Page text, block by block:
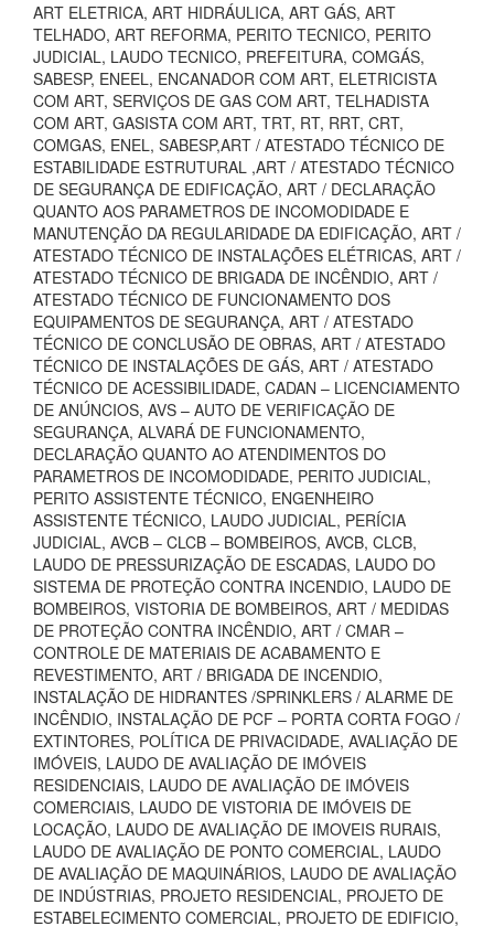
ART ELETRICA, ART HIDRÁULICA, ART GÁS, ART
TELHADO, ART REFORMA, PERITO TECNICO, PERITO
JUDICIAL, LAUDO TECNICO, PREFEITURA, COMGÁS,
SABESP, ENEEL, ENCANADOR COM ART, ELETRICISTA
COM ART, SERVIÇOS DE GAS COM ART, TELHADISTA
COM ART, GASISTA COM ART, TRT, RT, RRT, CRT,
COMGAS, ENEL, SABESP,ART / ATESTADO TÉCNICO DE
ESTABILIDADE ESTRUTURAL ,ART / ATESTADO TÉCNICO
DE SEGURANÇA DE EDIFICAÇÃO, ART / DECLARAÇÃO
QUANTO AOS PARAMETROS DE INCOMODIDADE E
MANUTENÇÃO DA REGULARIDADE DA EDIFICAÇÃO, ART /
ATESTADO TÉCNICO DE INSTALAÇÕES ELÉTRICAS, ART /
ATESTADO TÉCNICO DE BRIGADA DE INCÊNDIO, ART /
ATESTADO TÉCNICO DE FUNCIONAMENTO DOS
EQUIPAMENTOS DE SEGURANÇA, ART / ATESTADO
TÉCNICO DE CONCLUSÃO DE OBRAS, ART / ATESTADO
TÉCNICO DE INSTALAÇÕES DE GÁS, ART / ATESTADO
TÉCNICO DE ACESSIBILIDADE, CADAN – LICENCIAMENTO
DE ANÚNCIOS, AVS – AUTO DE VERIFICAÇÃO DE
SEGURANÇA, ALVARÁ DE FUNCIONAMENTO,
DECLARAÇÃO QUANTO AO ATENDIMENTOS DO
PARAMETROS DE INCOMODIDADE, PERITO JUDICIAL,
PERITO ASSISTENTE TÉCNICO, ENGENHEIRO
ASSISTENTE TÉCNICO, LAUDO JUDICIAL, PERÍCIA
JUDICIAL, AVCB – CLCB – BOMBEIROS, AVCB, CLCB,
LAUDO DE PRESSURIZAÇÃO DE ESCADAS, LAUDO DO
SISTEMA DE PROTEÇÃO CONTRA INCENDIO, LAUDO DE
BOMBEIROS, VISTORIA DE BOMBEIROS, ART / MEDIDAS
DE PROTEÇÃO CONTRA INCÊNDIO, ART / CMAR –
CONTROLE DE MATERIAIS DE ACABAMENTO E
REVESTIMENTO, ART / BRIGADA DE INCENDIO,
INSTALAÇÃO DE HIDRANTES /SPRINKLERS / ALARME DE
INCÊNDIO, INSTALAÇÃO DE PCF – PORTA CORTA FOGO /
EXTINTORES, POLÍTICA DE PRIVACIDADE, AVALIAÇÃO DE
IMÓVEIS, LAUDO DE AVALIAÇÃO DE IMÓVEIS
RESIDENCIAIS, LAUDO DE AVALIAÇÃO DE IMÓVEIS
COMERCIAIS, LAUDO DE VISTORIA DE IMÓVEIS DE
LOCAÇÃO, LAUDO DE AVALIAÇÃO DE IMOVEIS RURAIS,
LAUDO DE AVALIAÇÃO DE PONTO COMERCIAL, LAUDO
DE AVALIAÇÃO DE MAQUINÁRIOS, LAUDO DE AVALIAÇÃO
DE INDÚSTRIAS, PROJETO RESIDENCIAL, PROJETO DE
ESTABELECIMENTO COMERCIAL, PROJETO DE EDIFICIO,